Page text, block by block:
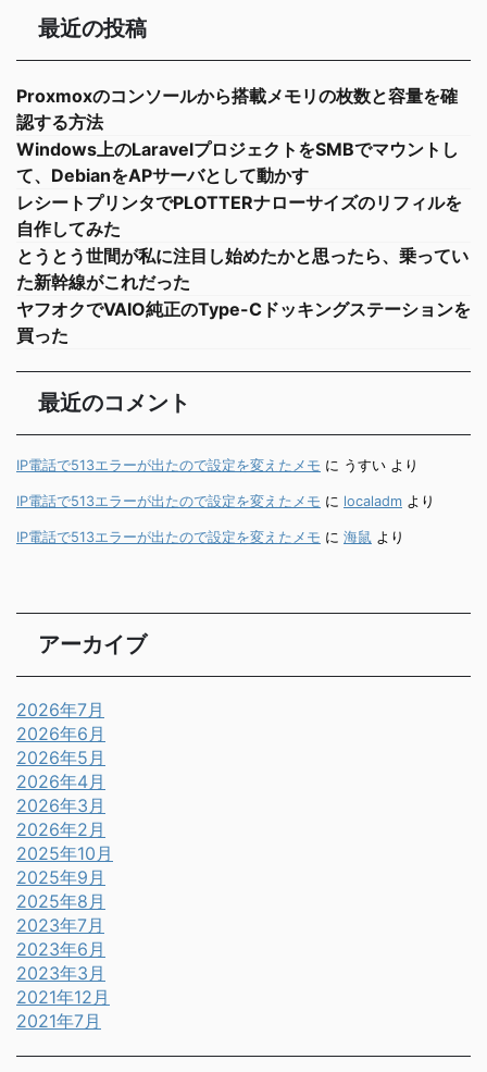
最近の投稿
Proxmoxのコンソールから搭載メモリの枚数と容量を確
認する方法
Windows上のLaravelプロジェクトをSMBでマウントし
て、DebianをAPサーバとして動かす
レシートプリンタでPLOTTERナローサイズのリフィルを
自作してみた
とうとう世間が私に注目し始めたかと思ったら、乗ってい
た新幹線がこれだった
ヤフオクでVAIO純正のType-Cドッキングステーションを
買った
最近のコメント
IP電話で513エラーが出たので設定を変えたメモ に うすい より
IP電話で513エラーが出たので設定を変えたメモ に localadm より
IP電話で513エラーが出たので設定を変えたメモ に 海鼠 より
アーカイブ
2026年7月
2026年6月
2026年5月
2026年4月
2026年3月
2026年2月
2025年10月
2025年9月
2025年8月
2023年7月
2023年6月
2023年3月
2021年12月
2021年7月